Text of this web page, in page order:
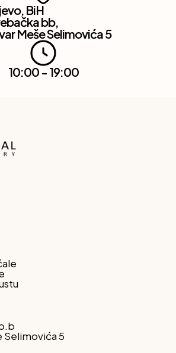
BiH
bb,
Meše Selimovića 5
10:00 - 19:00
Selimovića 5